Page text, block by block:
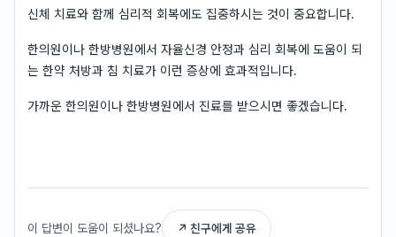
신체 치료와 함께 심리적 회복에도 집중하시는 것이 중요합니다.
한의원이나 한방병원에서 자율신경 안정과 심리 회복에 도움이 되
는 한약 처방과 침 치료가 이런 증상에 효과적입니다.
가까운 한의원이나 한방병원에서 진료를 받으시면 좋겠습니다.
이 답변이 도움이 되셨나요? ↗ 친구에게 공유